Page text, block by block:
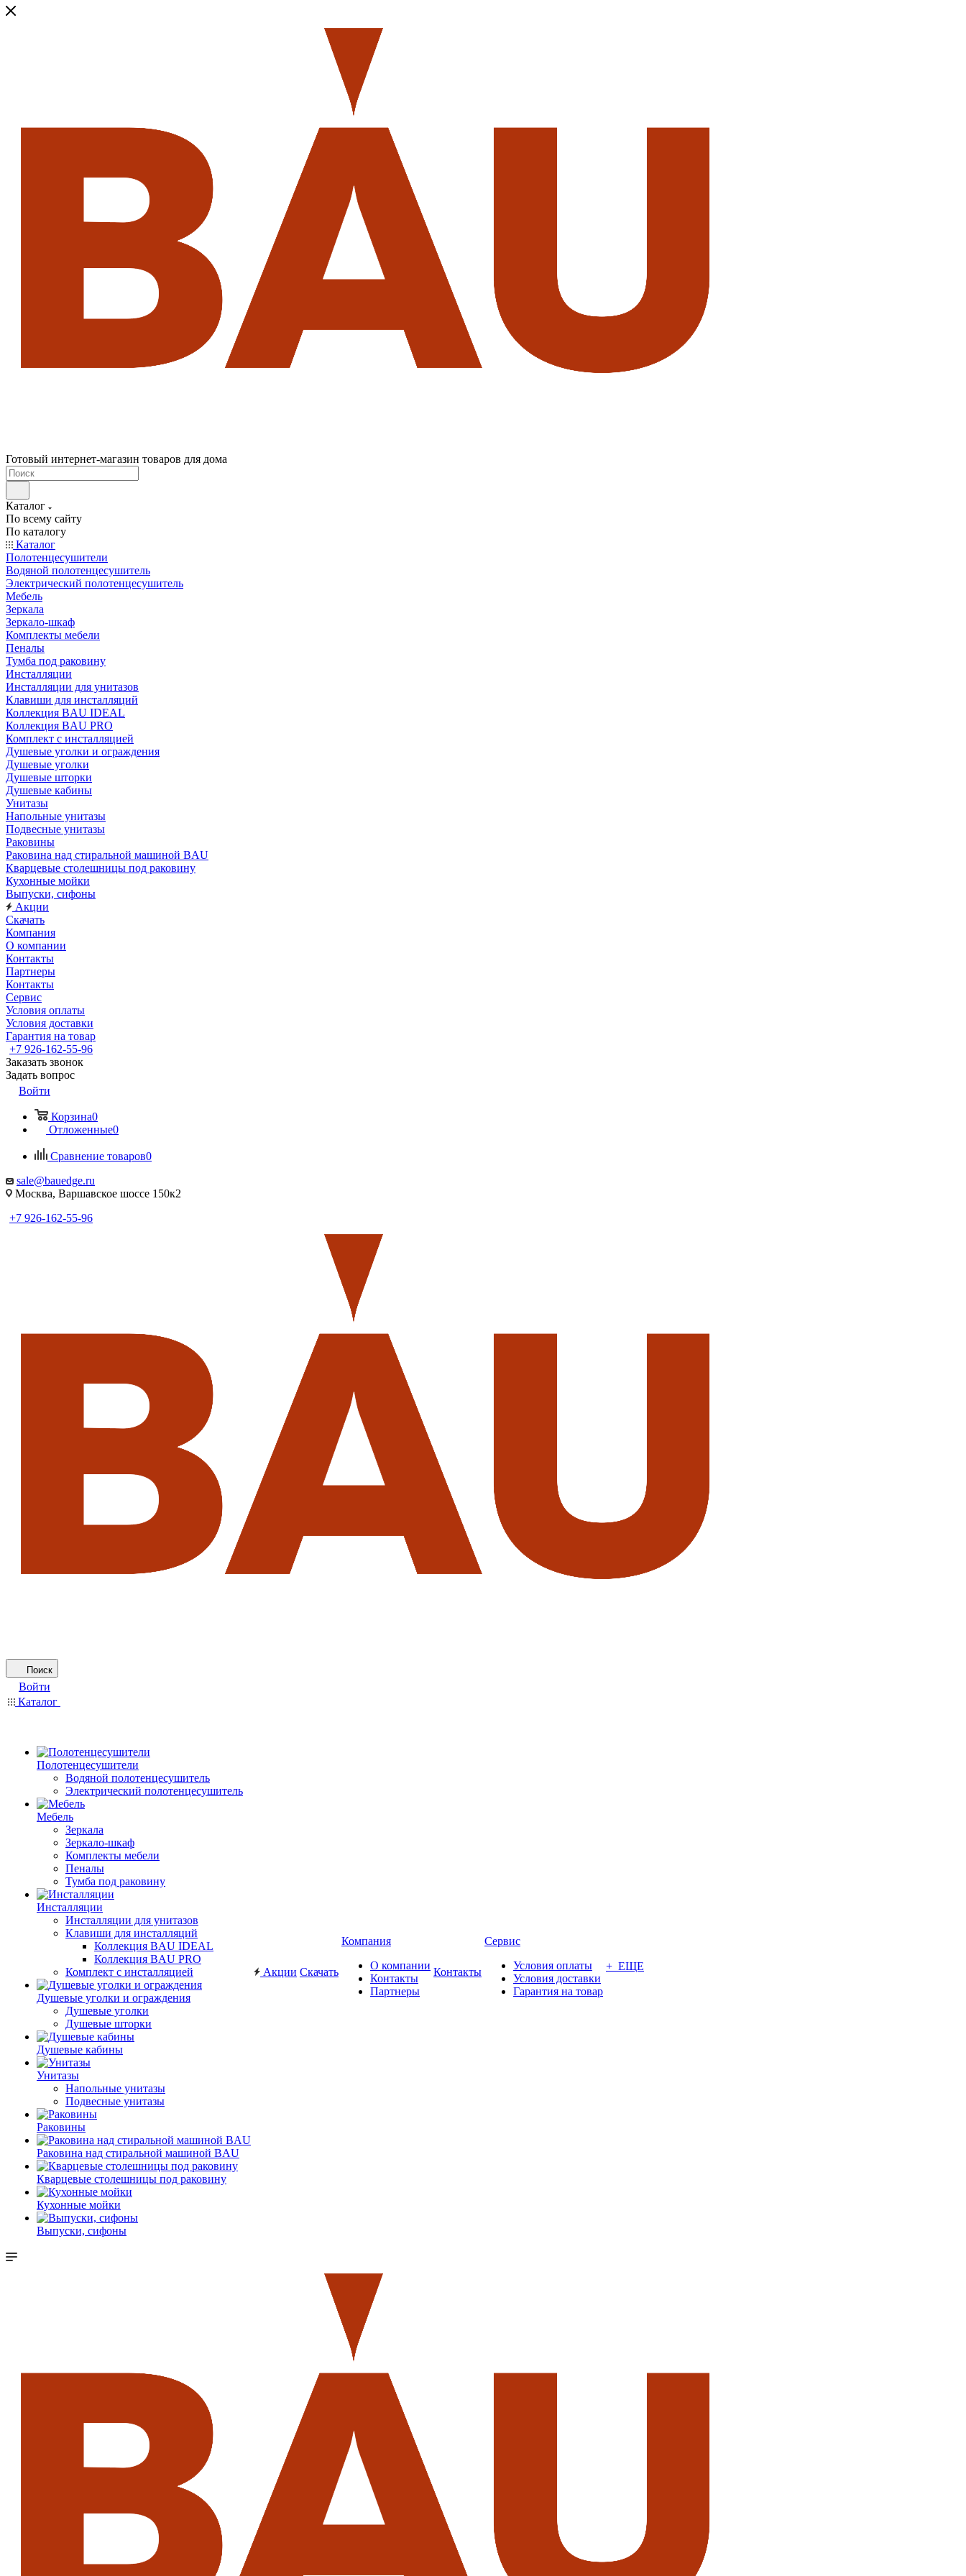
Готовый интернет-магазин товаров для дома
Каталог
По всему сайту
По каталогу
Каталог
Полотенцесушители
Водяной полотенцесушитель
Электрический полотенцесушитель
Мебель
Зеркала
Зеркало-шкаф
Комплекты мебели
Пеналы
Тумба под раковину
Инсталляции
Инсталляции для унитазов
Клавиши для инсталляций
Коллекция BAU IDEAL
Коллекция BAU PRO
Комплект с инсталляцией
Душевые уголки и ограждения
Душевые уголки
Душевые шторки
Душевые кабины
Унитазы
Напольные унитазы
Подвесные унитазы
Раковины
Раковина над стиральной машиной BAU
Кварцевые столешницы под раковину
Кухонные мойки
Выпуски, сифоны
Акции
Скачать
Компания
О компании
Контакты
Партнеры
Контакты
Сервис
Условия оплаты
Условия доставки
Гарантия на товар
+7 926-162-55-96
Заказать звонок
Задать вопрос
Войти
Корзина0
Отложенные0
Сравнение товаров0
sale@bauedge.ru
Москва, Варшавское шоссе 150к2
+7 926-162-55-96
Поиск
Войти
Каталог
Полотенцесушители
Водяной полотенцесушитель
Электрический полотенцесушитель
Мебель
Зеркала
Зеркало-шкаф
Комплекты мебели
Пеналы
Тумба под раковину
Инсталляции
Инсталляции для унитазов
Клавиши для инсталляций
Коллекция BAU IDEAL
Коллекция BAU PRO
Комплект с инсталляцией
Душевые уголки и ограждения
Душевые уголки
Душевые шторки
Душевые кабины
Унитазы
Напольные унитазы
Подвесные унитазы
Раковины
Раковина над стиральной машиной BAU
Кварцевые столешницы под раковину
Кухонные мойки
Выпуски, сифоны
Акции Скачать
Компания
О компании
Контакты
Партнеры
Контакты
Сервис
Условия оплаты
Условия доставки
Гарантия на товар
+ ЕЩЕ